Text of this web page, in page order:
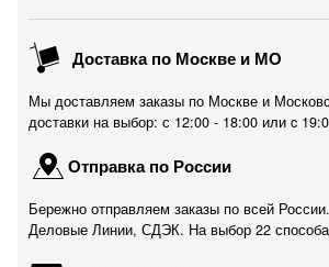
Доставка по Москве и МО
Мы доставляем заказы по Москве и
доставки на выбор: с 12:00 - 18:00 или c
Отправка по России
Бережно отправляем заказы по всей
Деловые Линии, СДЭК. На выбор 22